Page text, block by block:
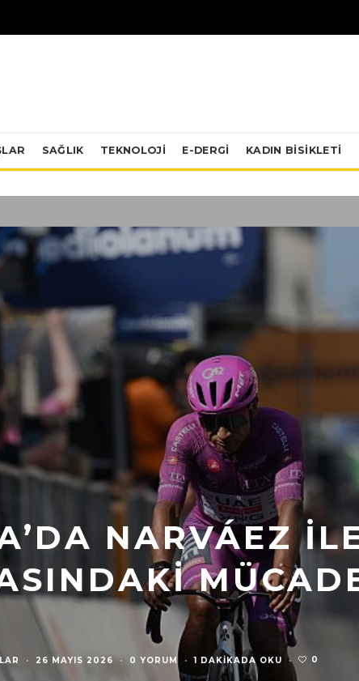
SAĞLIK TEKNOLOJI E-DERGİ KADIN BISIKLETI
NARVÁEZ
· 26 MAYIS 2026 · 0 YORUM · 1 DAKIKADA OKU · 0